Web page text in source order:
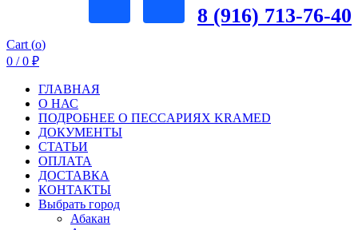
8 (916) 713-76-40
Cart (o)
0 / 0 ₽
ГЛАВНАЯ
О НАС
ПОДРОБНЕЕ О ПEСCАРИЯХ KRAMED
ДОКУМЕНТЫ
СТАТЬИ
ОПЛАТА
ДОСТАВКА
КОНТАКТЫ
Выбрать город
Абакан